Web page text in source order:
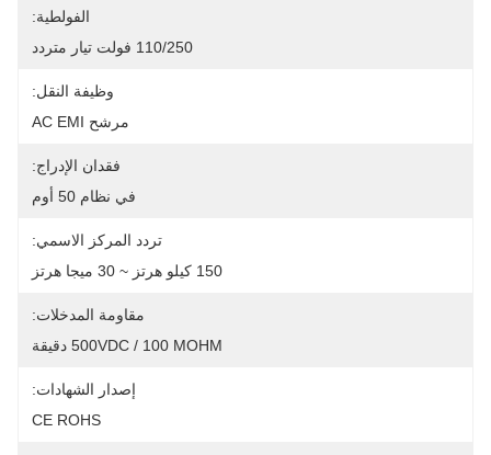
الفولطية:
110/250 فولت تيار متردد
وظيفة النقل:
مرشح AC EMI
فقدان الإدراج:
في نظام 50 أوم
تردد المركز الاسمي:
150 كيلو هرتز ~ 30 ميجا هرتز
مقاومة المدخلات:
500VDC / 100 MOHM دقيقة
إصدار الشهادات:
CE ROHS